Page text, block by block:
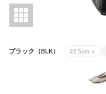
ブラック（BLK） 22.5cm ×